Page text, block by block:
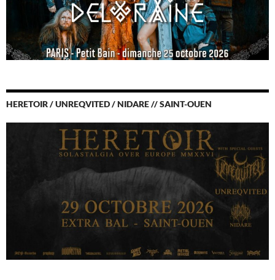
HERETOIR / UNREQVITED / NIDARE // SAINT-OUEN